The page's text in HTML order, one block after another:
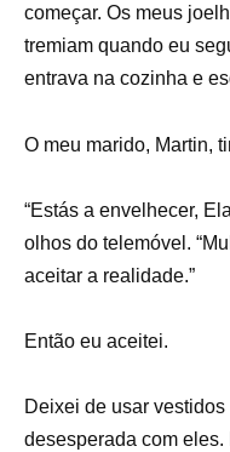
começar. Os meus
tremiam quando eu
entrava na cozinha e
O meu marido, Martin,
“Estás a envelhecer,
olhos do telemóvel.
aceitar a realidade.”
Então eu aceitei.
Deixei de usar
desesperada com